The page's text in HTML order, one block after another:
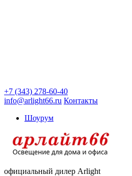
+7 (343) 278-60-40
info@arlight66.ru Контакты
Шоурум
официальный дилер Arlight